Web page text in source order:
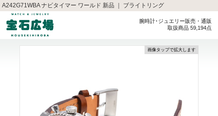
A242G71WBA ナビタイマー ワールド 新品 ｜ ブライトリング
腕時計･ジュエリー販売・通販
取扱商品 59,194点
画像タップで拡大します